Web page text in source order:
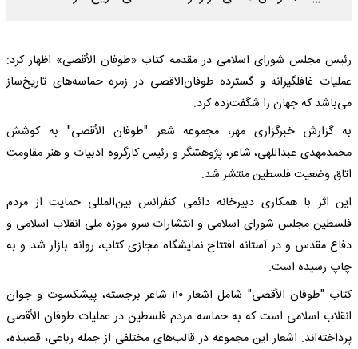
رئیس مجلس شورای اسلامی در مقدمه کتاب «طوفان الأقصی» اظهار کرد:
عملیات غافلگیرانه و گسترده طوفان‌الاقصی در زمره حماسه‌های تاریخ‌ساز
می‌باشد که جهان را شگفت‌زده کرد.
به گزارش خبرگزاری مهر، مجموعه شعر "طوفان الأقصی" به کوشش
محمدمهدی عبداللهی، شاعر، پژوهشگر و رئیس کارگروه ادبیات و هنر مقاومت
اتاق وضعیت فلسطین منتشر شد.
این اثر با همکاری دبیرخانه دائمی کنفرانس بین‌المللی حمایت از مردم
فلسطین مجلس شورای اسلامی و انتشارات سرو موزه ملی انقلاب اسلامی و
دفاع مقدس و در آستانه افتتاح نمایشگاه مجازی کتاب، روانه بازار شد و به
چاپ رسیده است.
کتاب "طوفان الأقصی" شامل اشعار ۱۱۰ شاعر برجسته، پیشکسوت و جوان
انقلاب اسلامی است که به حماسه مردم فلسطین در عملیات طوفان الأقصی
پرداخته‌اند. اشعار این مجموعه در قالب‌های مختلفی از جمله رباعی، قصیده،